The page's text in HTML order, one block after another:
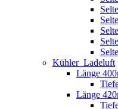
Kühler_Ladeluft
Länge
Länge